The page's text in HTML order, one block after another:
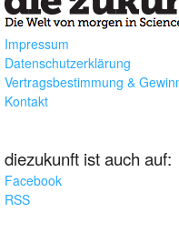
Impressum
Datenschutzerklärung
Vertragsbestimmung &
Kontakt
diezukunft ist auch auf:
Facebook
RSS